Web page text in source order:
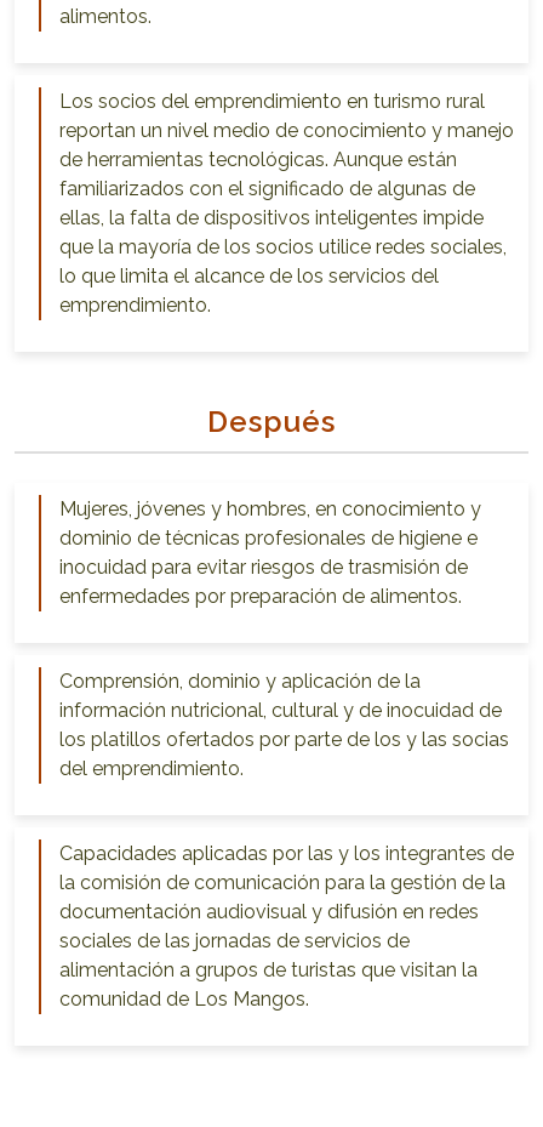
alimentos.
Los socios del emprendimiento en turismo rural
reportan un nivel medio de conocimiento y manejo
de herramientas tecnológicas. Aunque están
familiarizados con el significado de algunas de
ellas, la falta de dispositivos inteligentes impide
que la mayoría de los socios utilice redes sociales,
lo que limita el alcance de los servicios del
emprendimiento.
Después
Mujeres, jóvenes y hombres, en conocimiento y
dominio de técnicas profesionales de higiene e
inocuidad para evitar riesgos de trasmisión de
enfermedades por preparación de alimentos.
Comprensión, dominio y aplicación de la
información nutricional, cultural y de inocuidad de
los platillos ofertados por parte de los y las socias
del emprendimiento.
Capacidades aplicadas por las y los integrantes de
la comisión de comunicación para la gestión de la
documentación audiovisual y difusión en redes
sociales de las jornadas de servicios de
alimentación a grupos de turistas que visitan la
comunidad de Los Mangos.